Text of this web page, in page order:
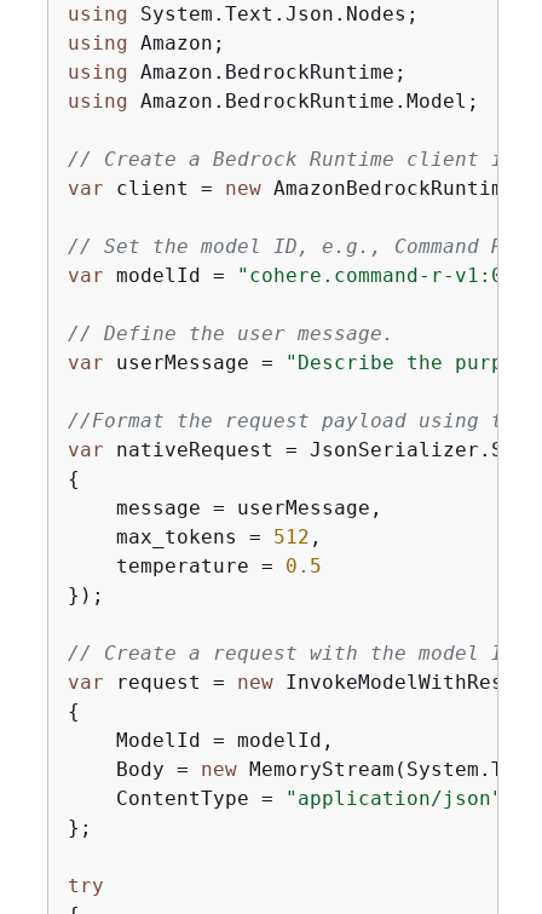
using
using
using
using Amazon.BedrockRuntime.Model;
// Create a Bedrock Runtime client in
var client = new
// Set the model ID, e.g., Command R.
var modelId = "cohere.command-r-v1:0"
// Define the user message.
var userMessage = "Describe the
//Format the request payload using
var nativeRequest =
{
    message = userMessage,
    max_tokens =
512 ,
    temperature =
0.5
});
// Create a request with the model ID
var request = new
{
    ModelId = modelId,
    Body =
new
    ContentType =
"application/json"
};
try